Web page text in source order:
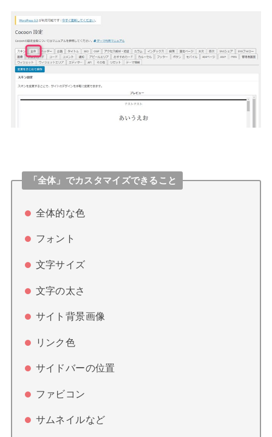
「全体」でカスタマイズできること
全体的な色
フォント
文字サイズ
文字の太さ
サイト背景画像
リンク色
サイドバーの位置
ファビコン
サムネイルなど